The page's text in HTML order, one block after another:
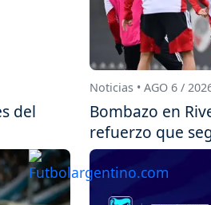
del
Noticias • AGO 6 /
Bombazo en
refuerzo que